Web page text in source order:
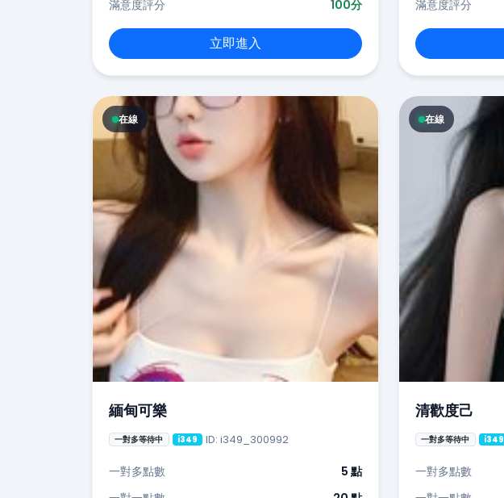
滿意度評分
100分
立即進入
滿意度評分
在線
緬甸可樂
一對多等待中 i349 ID: i349_300992
一對多點數
5 點
在線
清歡度己
一對多等待中 i349
一對多點數